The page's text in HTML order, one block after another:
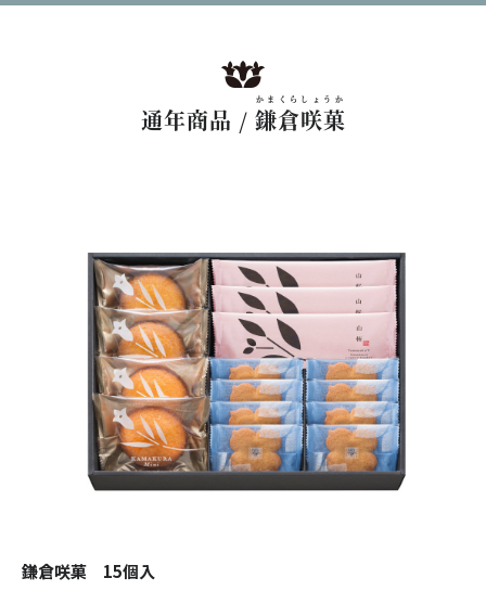
通年商品 / 鎌倉咲菓
かまくらしょうか
鎌倉咲菓 15個入